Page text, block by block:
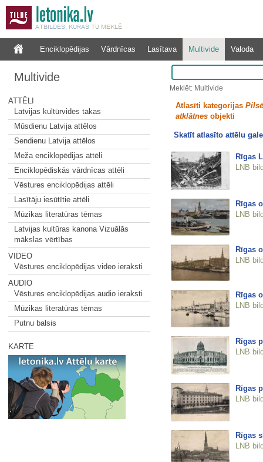
Enciklopēdijas Vārdnīcas Lasītava Multivide Valoda
Multivide
ATTĒLI
Latvijas kultūrvides takas
Mūsdienu Latvija attēlos
Sendienu Latvija attēlos
Meža enciklopēdijas attēli
Enciklopēdiskās vārdnīcas attēli
Vēstures enciklopēdijas attēli
Lasītāju iesūtītie attēli
Mūzikas literatūras tēmas
Latvijas kultūras kanona Vizuālās
mākslas vērtības
VIDEO
Vēstures enciklopēdijas video ieraksti
AUDIO
Vēstures enciklopēdijas audio ieraksti
Mūzikas literatūras tēmas
Putnu balsis
KARTE
Meklēt: Multivide
Atlasīti kategorijas
atklātnesobjekti
Skatīt atlasīto attēlu
Rīgas
LNB
Rīgas
LNB
Rīgas
LNB
Rīgas
LNB
Rīgas
LNB
Rīgas
LNB
Rīgas
LNB